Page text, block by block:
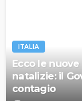
ITALIA
Ecco le
natalizie: il
contagio